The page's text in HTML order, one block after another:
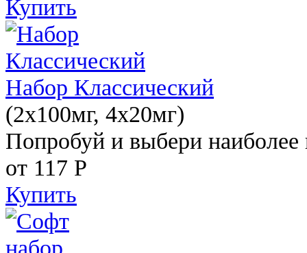
Купить
Набор Классический
(2x100мг, 4x20мг)
Попробуй и выбери наиболее
от 117 Р
Купить